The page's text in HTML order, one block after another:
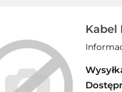
Kabel
metry